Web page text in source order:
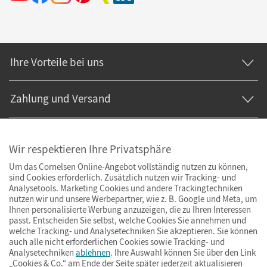
Ihre Vorteile bei uns
Zahlung und Versand
Wir respektieren Ihre Privatsphäre
Um das Cornelsen Online-Angebot vollständig nutzen zu können,
sind Cookies erforderlich. Zusätzlich nutzen wir Tracking- und
Analysetools. Marketing Cookies und andere Trackingtechniken
nutzen wir und unsere Werbepartner, wie z. B. Google und Meta, um
Ihnen personalisierte Werbung anzuzeigen, die zu Ihren Interessen
passt. Entscheiden Sie selbst, welche Cookies Sie annehmen und
welche Tracking- und Analysetechniken Sie akzeptieren. Sie können
auch alle nicht erforderlichen Cookies sowie Tracking- und
Analysetechniken ablehnen. Ihre Auswahl können Sie über den Link
„Cookies & Co.“ am Ende der Seite später jederzeit aktualisieren